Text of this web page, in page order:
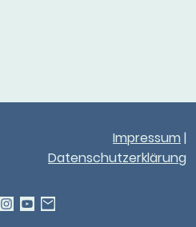
Impressum |
Datenschutzerklärung